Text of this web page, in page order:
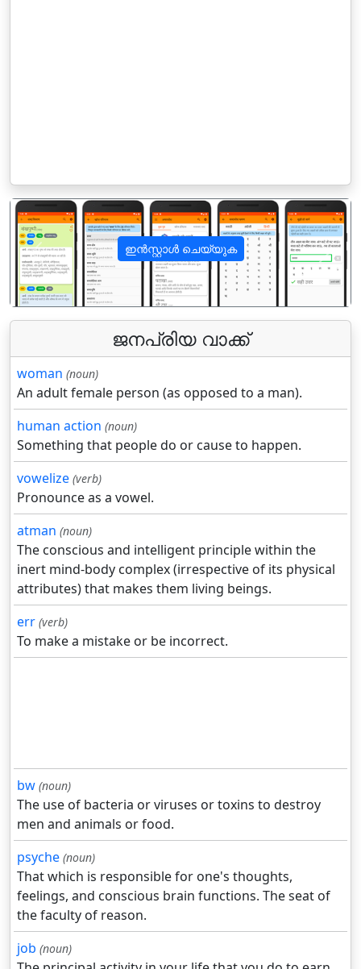
ഇൻസ്റ്റാൾ ചെയ്യുക
पिछला अगला
ജനപ്രിയ വാക്ക്
woman (noun)
An adult female person (as opposed to a man).
human action (noun)
Something that people do or cause to happen.
vowelize (verb)
Pronounce as a vowel.
atman (noun)
The conscious and intelligent principle within the
inert mind-body complex (irrespective of its physical
attributes) that makes them living beings.
err (verb)
To make a mistake or be incorrect.
bw (noun)
The use of bacteria or viruses or toxins to destroy
men and animals or food.
psyche (noun)
That which is responsible for one's thoughts,
feelings, and conscious brain functions. The seat of
the faculty of reason.
job (noun)